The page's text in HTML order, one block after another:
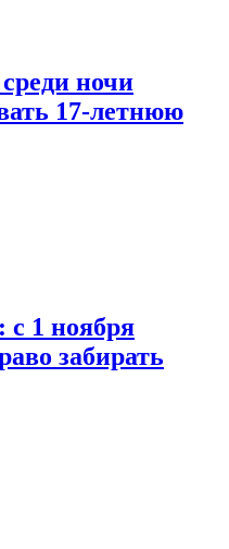
ночи
17-летнюю
с 1 ноября
забирать